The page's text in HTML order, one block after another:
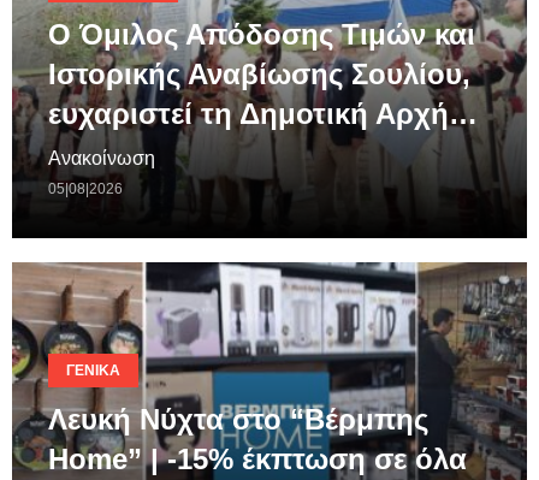
Ο Όμιλος Απόδοσης Τιμών και
Ιστορικής Αναβίωσης Σουλίου,
ευχαριστεί τη Δημοτική Αρχή…
Ανακοίνωση
05|08|2026
ΓΕΝΙΚΆ
Λευκή Νύχτα στο “Βέρμπης
Home” | -15% έκπτωση σε όλα